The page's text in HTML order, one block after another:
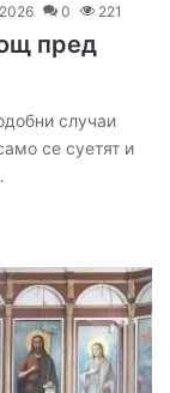
0 221
пред
случаи
се суетят и